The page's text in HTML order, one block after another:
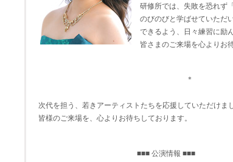
研修所では、失敗を恐れず
のびのびと学ばせていただ
できるよう、日々練習に励
皆さまのご来場を心よりお
＊
次代を担う、若きアーティストたちを応援していただけま
皆様のご来場を、心よりお待ちしております。
■■■ 公演情報 ■■■